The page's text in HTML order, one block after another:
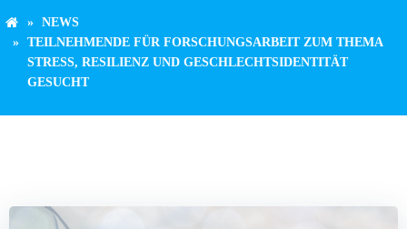
NEWS
TEILNEHMENDE FÜR FORSCHUNGSARBEIT ZUM THEMA
STRESS, RESILIENZ UND GESCHLECHTSIDENTITÄT
GESUCHT